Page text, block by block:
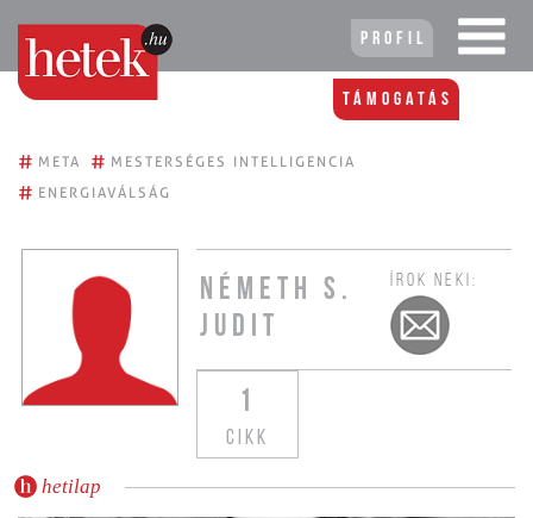
Profil
Támogatás
# META # MESTERSÉGES INTELLIGENCIA
# ENERGIAVÁLSÁG
NÉMETH S.
JUDIT
ÍROK NEKI:
1
CIKK
hetilap